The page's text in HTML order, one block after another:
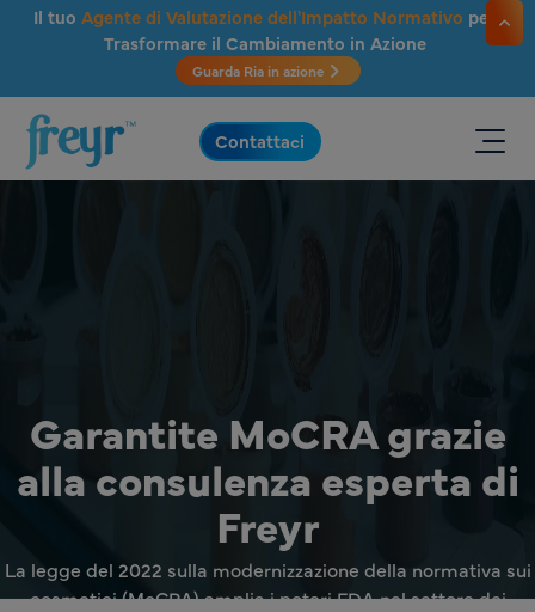
Salta al contenuto principale
Il tuo Agente di Valutazione dell'Impatto Normativo per
Trasformare il Cambiamento in Azione
Guarda Ria in azione
.
Contattaci
Garantite MoCRA grazie
alla consulenza esperta di
Freyr
La legge del 2022 sulla modernizzazione della normativa sui
cosmetici (MoCRA) amplia i poteri FDA nel settore dei